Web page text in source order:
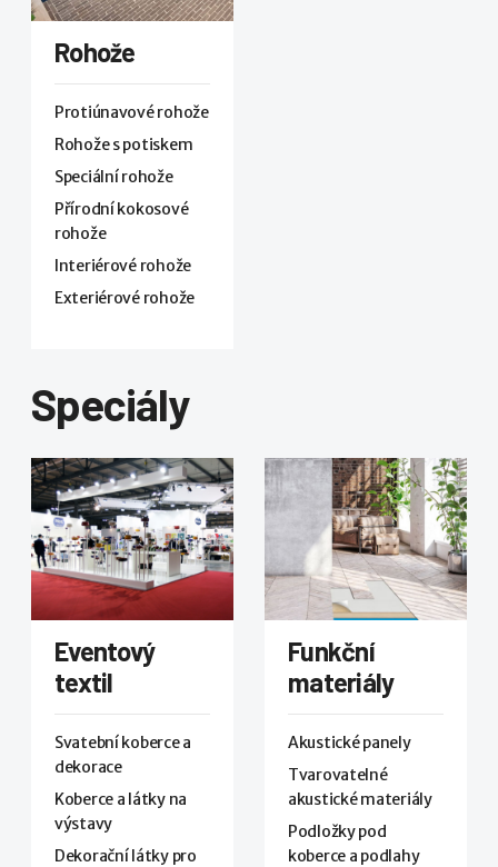
Rohože
Protiúnavové rohože
Rohože s potiskem
Speciální rohože
Přírodní kokosové
rohože
Interiérové rohože
Exteriérové rohože
Speciály
Eventový
textil
Svatební koberce a
dekorace
Koberce a látky na
výstavy
Dekorační látky pro
Funkční
materiály
Akustické panely
Tvarovatelné
akustické materiály
Podložky pod
koberce a podlahy